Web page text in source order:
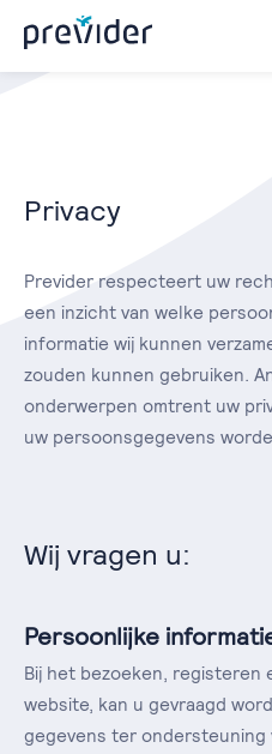
Privacy
Previder respecteert uw
een inzicht van welke
informatie wij kunnen
zouden kunnen gebruiken.
onderwerpen omtrent uw
uw persoonsgegevens
Wij vragen u:
Persoonlijke
Bij het bezoeken, registeren
website, kan u gevraagd
gegevens ter ondersteuning